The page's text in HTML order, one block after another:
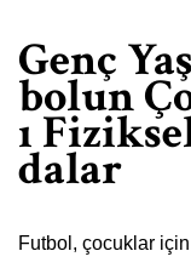
Genç
bolun
ı
dalar
Futbol, çocuklar